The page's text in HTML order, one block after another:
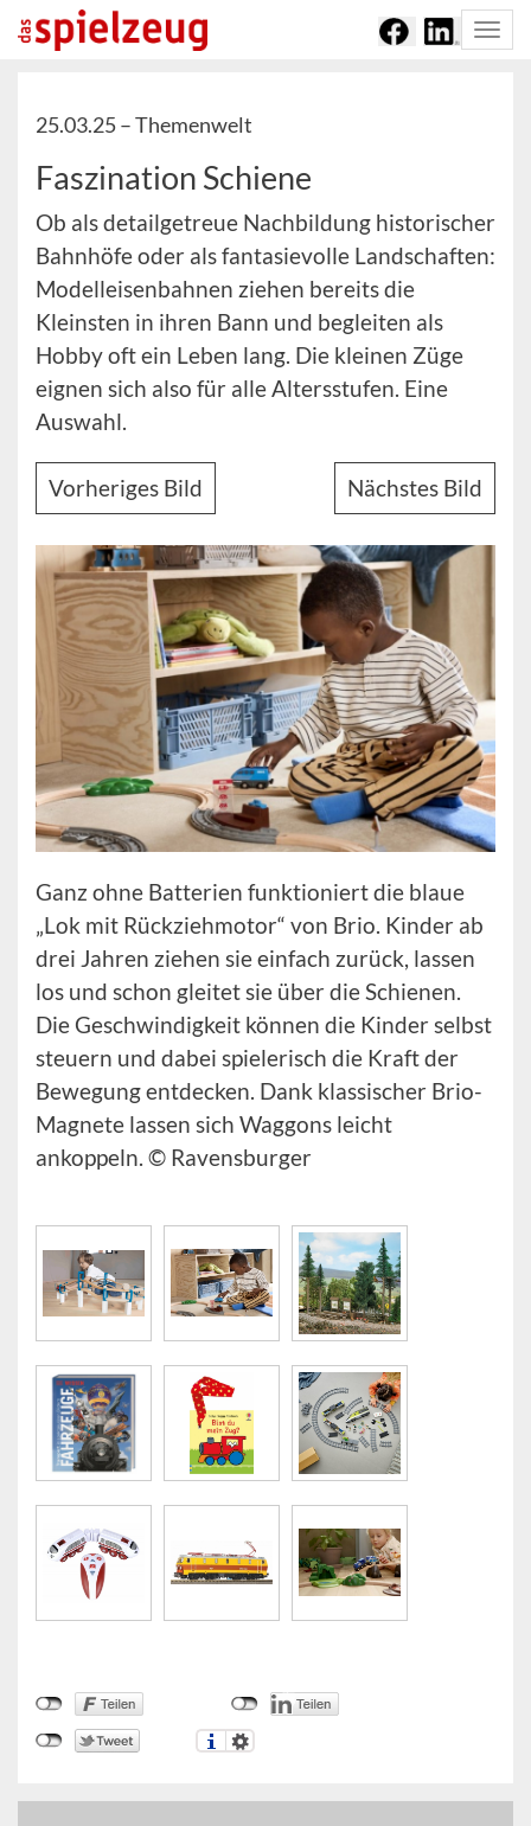
25.03.25 –Themenwelt
Faszination Schiene
Ob als detailgetreue Nachbildung historischer
Bahnhöfe oder als fantasievolle Landschaften:
Modelleisenbahnen ziehen bereits die
Kleinsten in ihren Bann und begleiten als
Hobby oft ein Leben lang. Die kleinen Züge
eignen sich also für alle Altersstufen. Eine
Auswahl.
Vorheriges Bild Nächstes Bild
Ganz ohne Batterien funktioniert die blaue
„Lok mit Rückziehmotor“ von Brio. Kinder ab
drei Jahren ziehen sie einfach zurück, lassen
los und schon gleitet sie über die Schienen.
Die Geschwindigkeit können die Kinder selbst
steuern und dabei spielerisch die Kraft der
Bewegung entdecken. Dank klassischer Brio-
Magnete lassen sich Waggons leicht
ankoppeln. © Ravensburger